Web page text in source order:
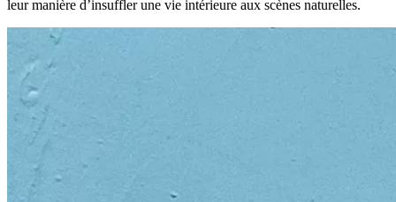
leur manière d’insuffler une vie intérieure aux scènes naturelles.